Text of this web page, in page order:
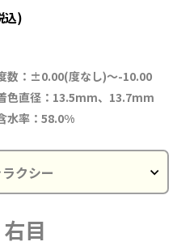
込)
数：±0.00(度なし)～-10.00
色直径：13.5mm、13.7mm
水率：58.0%
右目